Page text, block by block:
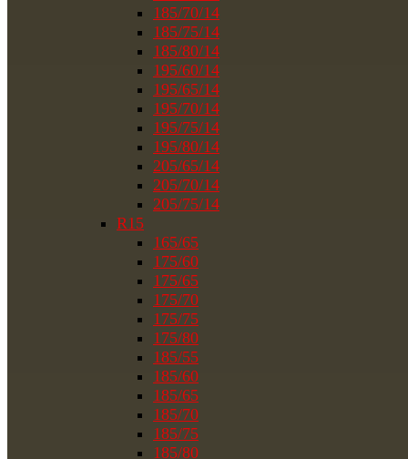
185/70/14
185/75/14
185/80/14
195/60/14
195/65/14
195/70/14
195/75/14
195/80/14
205/65/14
205/70/14
205/75/14
R15
165/65
175/60
175/65
175/70
175/75
175/80
185/55
185/60
185/65
185/70
185/75
185/80